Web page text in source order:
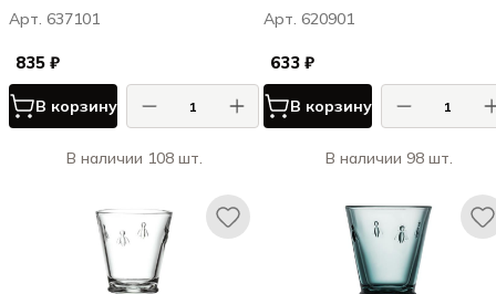
Арт. 637101
835 ₽
В корзину
В наличии 108 шт.
PERIGORD
Арт. 620901
633 ₽
В корзину
В наличии 98 шт.